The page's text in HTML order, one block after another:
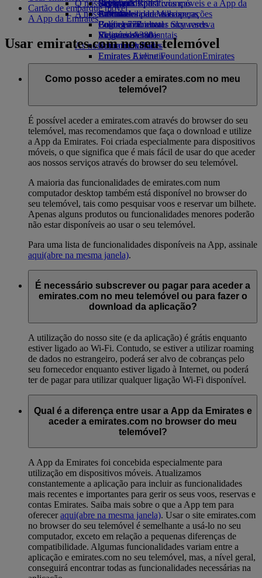
Bebidas
A nossa frota
Boeing 777
Emirates A380
Emirates A350
Emirates Executive
Esquemas de lugares
Brinquedos para crianças
Atividades para as crianças
O nosso planeta
Sustentabilidade nas operações
Política ambiental
Relatórios ambientais
As nossas comunidades
Emirates Airline FoundationEmirates
Airline Foundation Opens an external link
in a new tab
Patrocínios
Skywards Rail
Calculadora de Milhas
Login em Emirates Skywards
Skywards+
Site para dispositivos móveis e a App da
Emirates
Cancelar ou alterar uma reserva
Viagens afetadas
Sobre a Emirates
Cartão de embarque móvel
A App da Emirates
Usar emirates.com no seu telemóvel
Como posso aceder a emirates.com no meu
telemóvel?
É possível aceder a emirates.com através do browser do seu
telemóvel, mas recomendamos que faça o download e utilize
a App da Emirates. Foi criada especialmente para dispositivos
móveis, o que significa que é mais fácil de usar do que aceder
aos nossos serviços através do browser do seu telemóvel.
A maioria das funcionalidades de emirates.com num
computador desktop também está disponível no browser do
seu telemóvel, tais como pesquisar voos e reservar um bilhete.
Apenas alguns produtos ou funcionalidades menores poderão
não estar disponíveis ao usar o seu telemóvel.
Para uma lista de funcionalidades disponíveis na App, assinale
aqui(abre na mesma janela).
É necessário subscrever ou pagar para aceder a
emirates.com no meu telemóvel ou para fazer o
download da aplicação?
A utilização do nosso site (e da aplicação) é grátis enquanto
estiver ligado ao Wi-Fi. Contudo, se estiver a utilizar roaming
de dados no estrangeiro, poderá ser alvo de cobranças pelo
seu fornecedor enquanto estiver ligado à Internet, ou poderá
ter de pagar para utilizar qualquer ligação Wi-Fi disponível.
Qual é a diferença entre usar a App da Emirates e
aceder a emirates.com no browser do meu
telemóvel?
A App da Emirates foi concebida especialmente para
utilização em dispositivos móveis. Atualizamos
constantemente a aplicação para incluir as funcionalidades
mais recentes e importantes para gerir os seus voos, reservas e
contas Emirates. Saiba mais sobre o que a App tem para
ofereceraqui(abre na mesma janela). Usar o site emirates.com
no browser do seu telemóvel é semelhante a usá-lo no seu
computador, exceto em relação a pequenas diferenças de
compatibilidade. Algumas funcionalidades variam entre a
aplicação e emirates.com no seu telemóvel, mas, a nível geral,
conseguirá encontrar todas as funcionalidades necessárias na